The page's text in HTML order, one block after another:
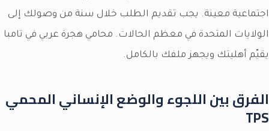
اجتماعية معينة. يجب تقديم الطلب خلال سنة من وصولك إلى
الولايات المتحدة في معظم الحالات. محامي هجرة عربي في تامبا
يقيّم أهليتك ويجهز ملفك بالكامل.
الفرق بين اللجوء والوضع الإنساني المحمي
TPS